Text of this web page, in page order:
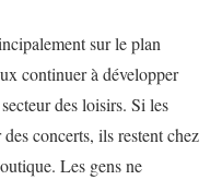
sur le plan
continuer à développer
des loisirs. Si les
concerts, ils restent chez
Les gens ne